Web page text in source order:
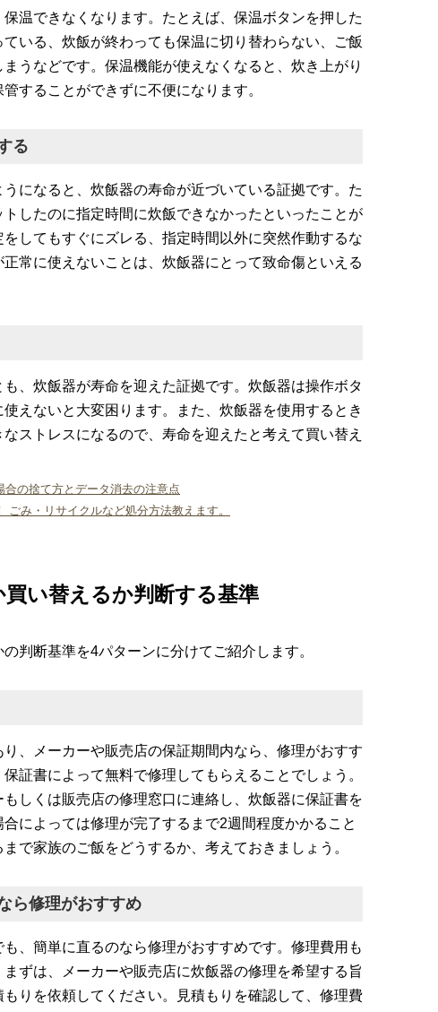
温できなくなります。たとえば、保温ボタンを押した
いる、炊飯が終わっても保温に切り替わらない、ご飯
うなどです。保温機能が使えなくなると、炊き上がり
することができずに不便になります。
る
になると、炊飯器の寿命が近づいている証拠です。た
したのに指定時間に炊飯できなかったといったことが
してもすぐにズレる、指定時間以外に突然作動するな
常に使えないことは、炊飯器にとって致命傷といえる
、炊飯器が寿命を迎えた証拠です。炊飯器は操作ボタ
えないと大変困ります。また、炊飯器を使用するとき
ストレスになるので、寿命を迎えたと考えて買い替え
の捨て方とデータ消去の注意点
ごみ・リサイクルなど処分方法教えます。
い替えるか判断する基準
判断基準を4パターンに分けてご紹介します。
、メーカーや販売店の保証期間内なら、修理がおすす
証書によって無料で修理してもらえることでしょう。
しくは販売店の修理窓口に連絡し、炊飯器に保証書を
によっては修理が完了するまで2週間程度かかること
で家族のご飯をどうするか、考えておきましょう。
ら修理がおすすめ
、簡単に直るのなら修理がおすすめです。修理費用も
ずは、メーカーや販売店に炊飯器の修理を希望する旨
りを依頼してください。見積もりを確認して、修理費